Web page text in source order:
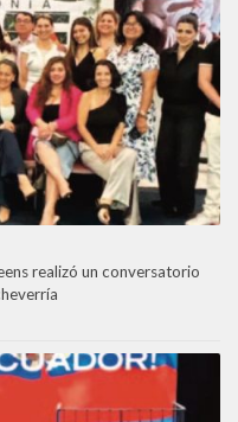
realizó un conversatorio